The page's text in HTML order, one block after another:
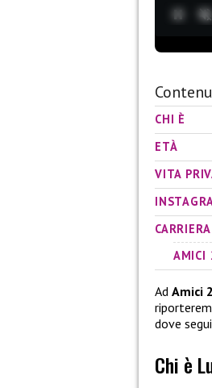
CHI È
ETÀ
VITA
CARRIERA
AMICI
Ad Amici
dove
Chi è